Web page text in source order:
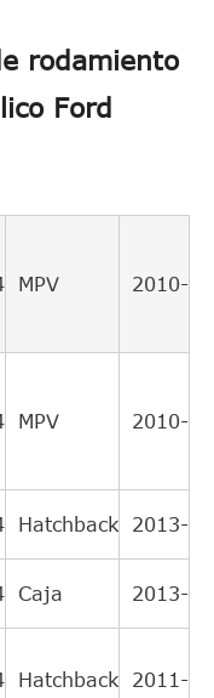
rodamiento
Ford
MPV 2010-
MPV 2010-
Hatchback 2013-
Caja 2013-
Hatchback 2011-